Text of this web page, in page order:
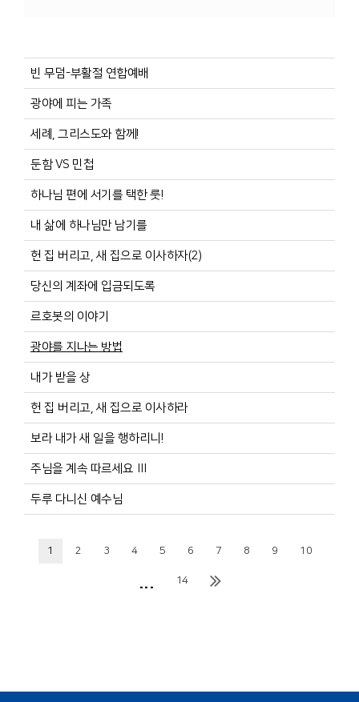
빈 무덤-부활절 연합예배
광야에 피는 가족
세례, 그리스도와 함께!
둔함 VS 민첩
하나님 편에 서기를 택한 룻!
내 삶에 하나님만 남기를
헌 집 버리고, 새 집으로 이사하자(2)
당신의 계좌에 입금되도록
르호봇의 이야기
광야를 지나는 방법
내가 받을 상
헌 집 버리고, 새 집으로 이사하라
보라 내가 새 일을 행하리니!
주님을 계속 따르세요 Ⅲ
두루 다니신 예수님
1 2 3 4 5 6 7 8 9 10
... 14